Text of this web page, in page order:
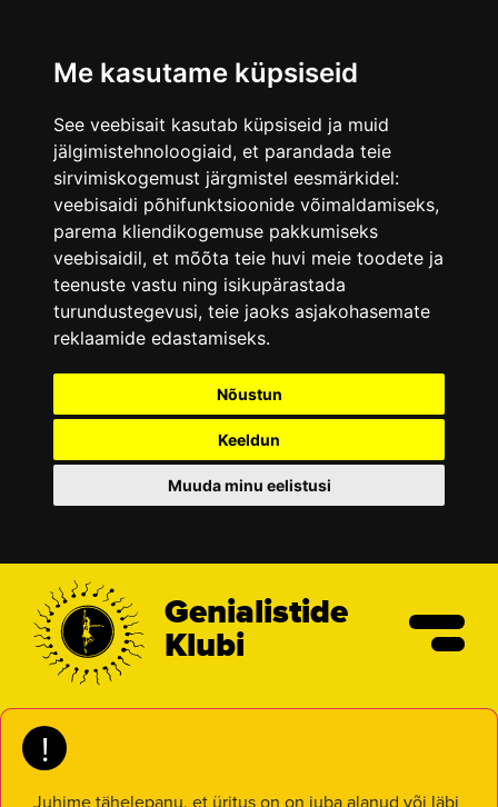
Me kasutame küpsiseid
See veebisait kasutab küpsiseid ja muid
jälgimistehnoloogiaid, et parandada teie
sirvimiskogemust järgmistel eesmärkidel:
veebisaidi põhifunktsioonide võimaldamiseks,
parema kliendikogemuse pakkumiseks
veebisaidil, et mõõta teie huvi meie toodete ja
teenuste vastu ning isikupärastada
turundustegevusi, teie jaoks asjakohasemate
reklaamide edastamiseks.
Nõustun
Keeldun
Muuda minu eelistusi
Genialistide
Klubi
!
Juhime tähelepanu, et üritus on on juba alanud või läbi